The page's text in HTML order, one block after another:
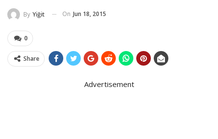
By Yiğit On Jun 18, 2015
0
Share
Advertisement